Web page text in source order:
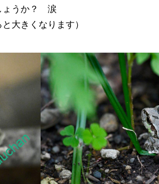
ょうか？ 涙
大きくなります）